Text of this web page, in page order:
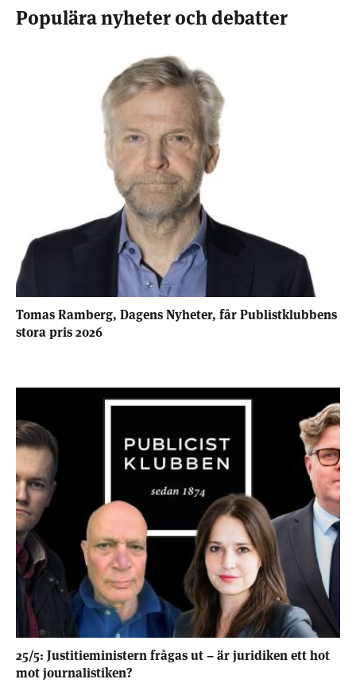
Populära nyheter och debatter
Tomas Ramberg, Dagens Nyheter, får Publistklubbens
stora pris 2026
25/5: Justitieministern frågas ut – är juridiken ett hot
mot journalistiken?